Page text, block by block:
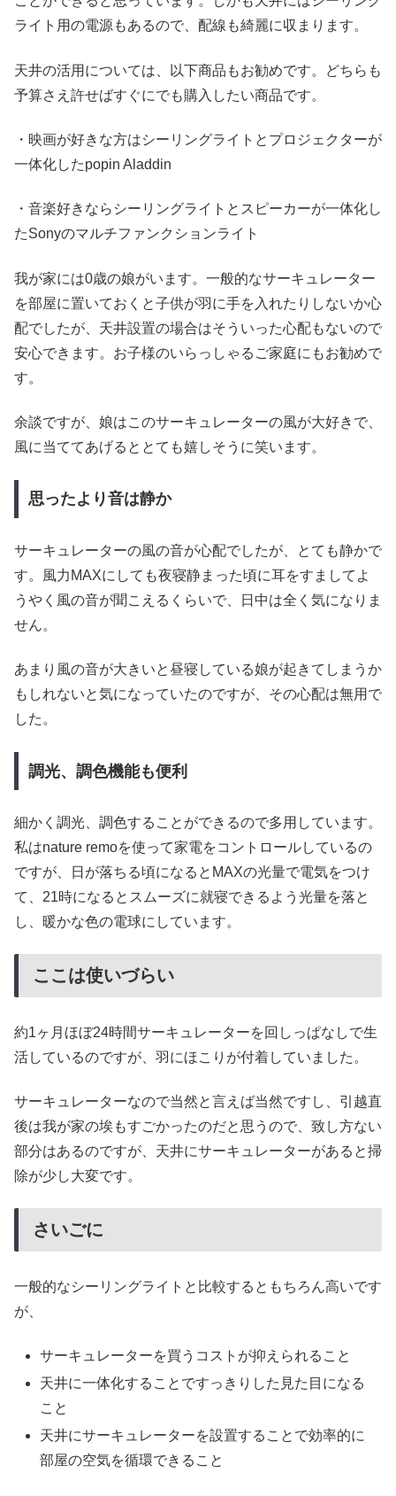
ライト用の電源もあるので、配線も綺麗に収まります。
天井の活用については、以下商品もお勧めです。どちらも
予算さえ許せばすぐにでも購入したい商品です。
・映画が好きな方はシーリングライトとプロジェクターが
一体化したpopin Aladdin
・音楽好きならシーリングライトとスピーカーが一体化し
たSonyのマルチファンクションライト
我が家には0歳の娘がいます。一般的なサーキュレーター
を部屋に置いておくと子供が羽に手を入れたりしないか心
配でしたが、天井設置の場合はそういった心配もないので
安心できます。お子様のいらっしゃるご家庭にもお勧めで
す。
余談ですが、娘はこのサーキュレーターの風が大好きで、
風に当ててあげるととても嬉しそうに笑います。
思ったより音は静か
サーキュレーターの風の音が心配でしたが、とても静かで
す。風力MAXにしても夜寝静まった頃に耳をすましてよ
うやく風の音が聞こえるくらいで、日中は全く気になりま
せん。
あまり風の音が大きいと昼寝している娘が起きてしまうか
もしれないと気になっていたのですが、その心配は無用で
した。
調光、調色機能も便利
細かく調光、調色することができるので多用しています。
私はnature remoを使って家電をコントロールしているの
ですが、日が落ちる頃になるとMAXの光量で電気をつけ
て、21時になるとスムーズに就寝できるよう光量を落と
し、暖かな色の電球にしています。
ここは使いづらい
約1ヶ月ほぼ24時間サーキュレーターを回しっぱなしで生
活しているのですが、羽にほこりが付着していました。
サーキュレーターなので当然と言えば当然ですし、引越直
後は我が家の埃もすごかったのだと思うので、致し方ない
部分はあるのですが、天井にサーキュレーターがあると掃
除が少し大変です。
さいごに
一般的なシーリングライトと比較するともちろん高いです
が、
サーキュレーターを買うコストが抑えられること
天井に一体化することですっきりした見た目になる
こと
天井にサーキュレーターを設置することで効率的に
部屋の空気を循環できること